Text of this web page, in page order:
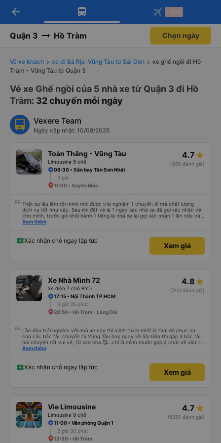
Tải app Vexere ngay!
Nhận ưu đãi thành viên độc
Mở app
Tải app Vexere
-30k/ghế khi đặt vé máy bay qua
Mở app
arrow_back -30k
Quận 3 Hồ Tràm Chọn ngày
Vé xe khách xe đi Bà Rịa-Vũng Tàu từ Sài Gòn
xe ghế ngồi đi Hồ
Tràm - Vũng Tàu từ Quận 3
Vé xe Ghế ngồi của 5 nhà xe từ Quận 3 đi Hồ
Tràm: 32 chuyến mỗi ngày
Vexere Team
Ngày cập nhật: 10/08/2026
Toàn Thắng - Vũng Tàu
Limousine 9 chỗ
4.7
(895 đánh giá)
08:30 • Sân bay Tân Sơn Nhất
3 giờ
11:30 • Xuyên Mộc
Thật sự lâu lắm rồi mình mới được trải nghiệm 1 chuyến đi mà chất lượng
dịch vụ tốt như vậy. Sau khi đặt vé là 1 ngày sau nhà xe đã gọi xác nhận vé
cho mình, trước giờ khởi hành 1 tiếng là nhà xe lại gọi xác nhận 1 lần nữa và
cung cấp số đt của bác tài và số xe. Dịch vụ tốt, xe sạch sẽ và bác tài chạy
Xem thêm
Xác nhận chỗ ngay lập tức
Xem giá
Xe Nhà Mình 72
Xe điện 7 chỗ BYD
4.8
(203 đánh giá)
17:15 • Nội Thành TP.HCM
3 giờ 35 phút
20:50 • Hồ Tràm - Láng Dài
Lần đầu trải nghiệm với nhà xe này thì mình thích nhất là thái độ phục vụ
của các bác tài, chuyến ra Vũng Tàu hay quay về Sài Gòn thì gặp 3 bác tài
nói chuyện rất vui vẻ, 10 sao nha 🥰...chỉ là mình muốn góp ý chút về việc lái
xe, mặc dù mình nghĩ chắc mấy bác tài cũng thuộc dạng vững tay lái nên
là gì thì mình cũng mong các bác tài luôn cẩn thận vì sự an toàn của bản
thân và nhg hành khách trên xe là ok, lần sau có dịp mình sẽ tiếp tục ủng hộ
nhà xe, chúc nhà xe luôn làm ăn phát đạt và luôn giữ vững phong độ phục
Xem thêm
Xác nhận chỗ ngay lập tức
Xem giá
Vie Limousine
Limousine 9 chỗ
4.7
(5391 đánh giá)
11:00 • Văn phòng Quận 1
2 giờ 30 phút
13:30 • Hồ Tràm